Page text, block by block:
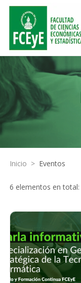
Inicio > Eventos
6 elementos en total: